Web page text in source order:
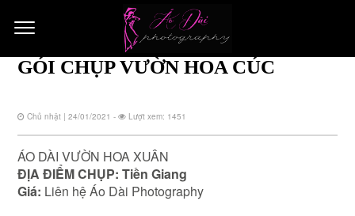
GÓI CHỤP VƯỜN HOA CÚC
Chủ nhật | 24/01/2021 - Lượt xem: 1451
ÁO DÀI VƯỜN HOA XUÂN
ĐỊA ĐIỂM CHỤP: Tiền Giang
Giá: Liên hệ Áo Dài Photography